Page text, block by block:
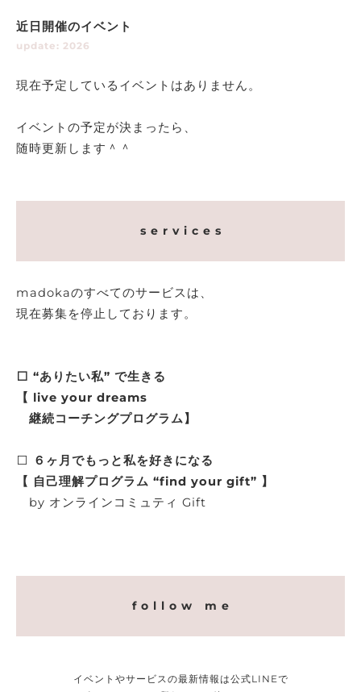
近日開催のイベント
update: 2026
現在予定しているイベントはありません。
イベントの予定が決まったら、
随時更新します＾＾
s e r v i c e s
madokaのすべてのサービスは、
現在募集を停止しております。
⬜️ “ありたい私” で生きる
【 live your dreams
継続コーチングプログラム】
⬜️
６ヶ月でもっと私を好きになる
【 自己理解プログラム “find your gift” 】
by オンラインコミュティ Gift
f o l l o w m e
イベントやサービスの最新情報は公式LINEで